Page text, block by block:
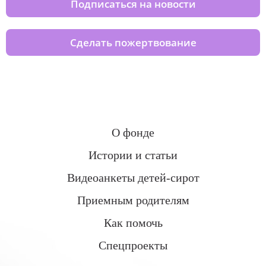
Подписаться на новости
Сделать пожертвование
О фонде
Истории и статьи
Видеоанкеты детей-сирот
Приемным родителям
Как помочь
Спецпроекты